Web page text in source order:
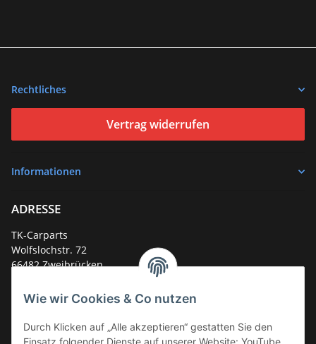
Wie wir Cookies & Co nutzen
Durch Klicken auf „Alle akzeptieren“ gestatten Sie den
Rechtliches
Vertrag widerrufen
Informationen
ADRESSE
TK-Carparts
Wolfslochstr. 72
66482 Zweibrücken
Service-Hotline +49 (0)6332 - 48 58 48
E-Mail:mail@tk-carparts.de